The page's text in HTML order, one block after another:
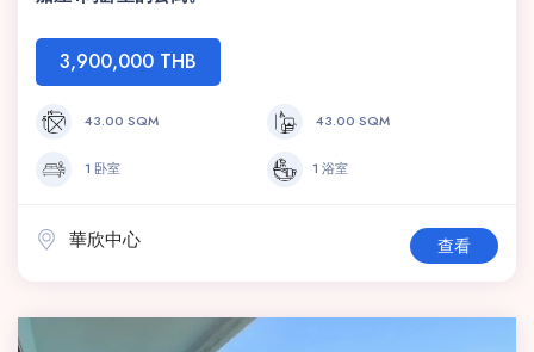
3,900,000 THB
43.00 SQM 43.00 SQM
1 卧室 1 浴室
華欣中心 查看